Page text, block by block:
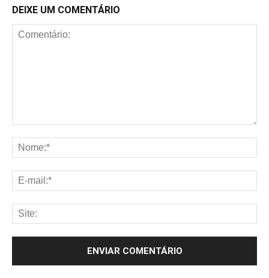
DEIXE UM COMENTÁRIO